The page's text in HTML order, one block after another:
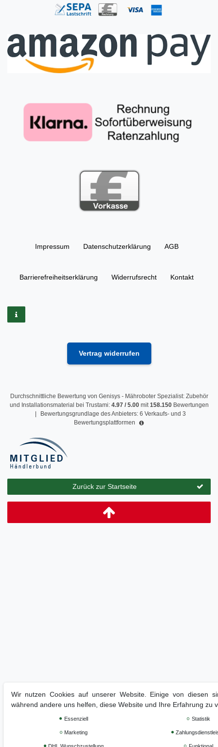
Impressum Daten­schutz­erklärung AGB
Barrierefreiheitserklärung Widerrufs­recht Kontakt
Vertrag widerrufen
Durchschnittliche Bewertung von Genisys - Mähroboter Spezialist: Zubehör
und Installationsmaterial bei Trustami: 4.97/ 5.00mit158.150 Bewertungen
|
Bewertungsgrundlage des Anbieters: 6 Verkaufs- und 3
Bewertungsplattformen
Zurück zur Startseite
Wir nutzen Cookies auf unserer Website. Einige von diesen
während andere uns helfen, diese Website und Ihre Erfahrung zu
Essenziell Statistik
Marketing